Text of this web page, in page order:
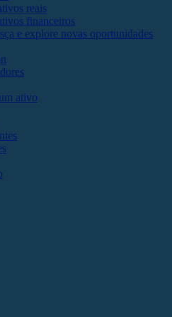
reais
financeiros
e explore novas oportunidades
ativo